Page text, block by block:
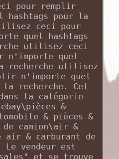
pour remplir
hashtags pour la
ceci pour
quel hashtags
utilisez ceci
n'importe quel
recherche utilisez
n'importe quel
la recherche. Cet
la catégorie
&
& pièces &
de camion\air &
air & carburant de
vendeur est
et se trouve